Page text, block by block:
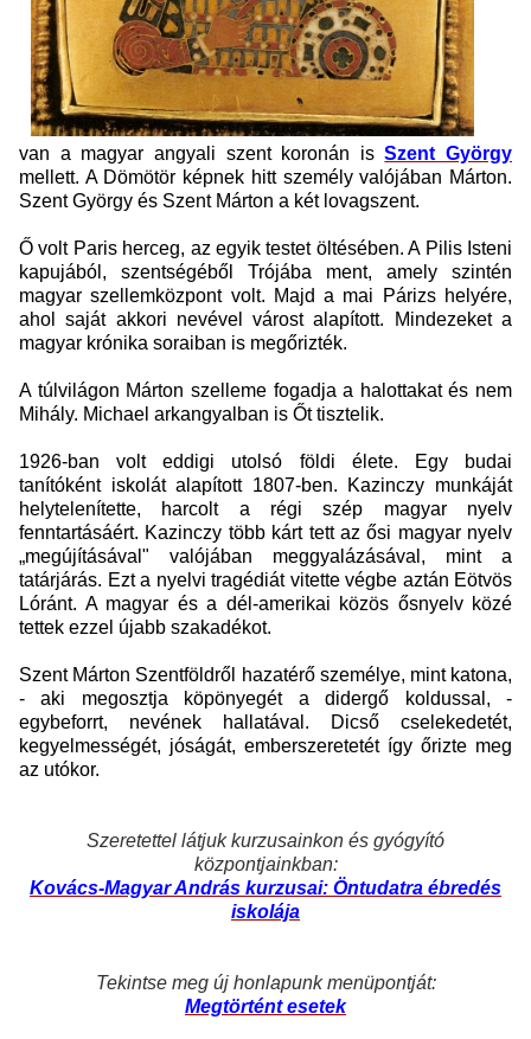
van a magyar angyali szent koronán isSzent György
mellett. A Dömötör képnek hitt személy valójában Márton.
Szent György és Szent Márton a két lovagszent.
Ő volt Paris herceg, az egyik testet öltésében. A Pilis Isteni
kapujából, szentségéből Trójába ment, amely szintén
magyar szellemközpont volt. Majd a mai Párizs helyére,
ahol saját akkori nevével várost alapított. Mindezeket a
magyar krónika soraiban is megőrizték.
A túlvilágon Márton szelleme fogadja a halottakat és nem
Mihály. Michael arkangyalban is Őt tisztelik.
1926-ban volt eddigi utolsó földi élete. Egy budai
tanítóként iskolát alapított 1807-ben. Kazinczy munkáját
helytelenítette, harcolt a régi szép magyar nyelv
fenntartásáért. Kazinczy több kárt tett az ősi magyar nyelv
„megújításával" valójában meggyalázásával, mint a
tatárjárás. Ezt a nyelvi tragédiát vitette végbe aztán Eötvös
Lóránt. A magyar és a dél-amerikai közös ősnyelv közé
tettek ezzel újabb szakadékot.
Szent Márton Szentföldről hazatérő személye, mint katona,
- aki megosztja köpönyegét a didergő koldussal, -
egybeforrt, nevének hallatával. Dicső cselekedetét,
kegyelmességét, jóságát, emberszeretetét így őrizte meg
az utókor.
Szeretettel látjuk kurzusainkon és gyógyító
központjainkban:
Kovács-Magyar András kurzusai: Öntudatra ébredés
iskolája
Tekintse meg új honlapunk menüpontját:
Megtörtént esetek